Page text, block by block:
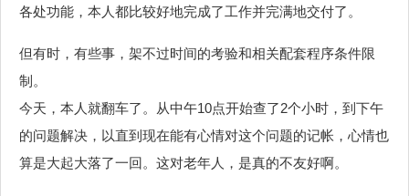
各处功能，本人都比较好地完成了工作并完满地交付了。
但有时，有些事，架不过时间的考验和相关配套程序条件限
制。
今天，本人就翻车了。从中午10点开始查了2个小时，到下午
的问题解决，以直到现在能有心情对这个问题的记帐，心情也
算是大起大落了一回。这对老年人，是真的不友好啊。